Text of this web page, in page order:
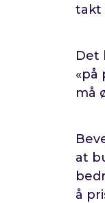
takt
Det
«på
må
at
å